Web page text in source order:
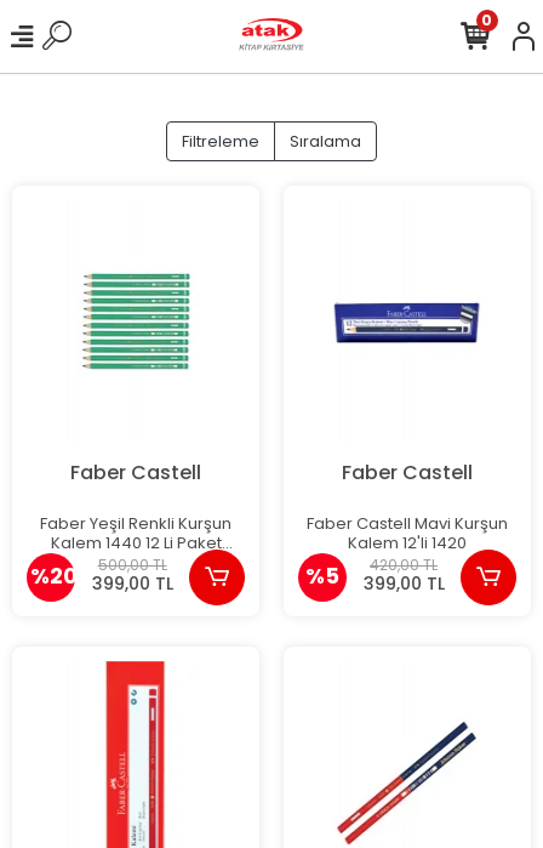
0
Filtreleme Sıralama
Faber Castell
Faber Yeşil Renkli Kurşun
Kalem 1440 12 Li Paket
(1131440000)
%20 500,00 TL
399,00 TL
Faber Castell
Faber Castell Mavi Kurşun
Kalem 12'li 1420
%5 420,00 TL
399,00 TL